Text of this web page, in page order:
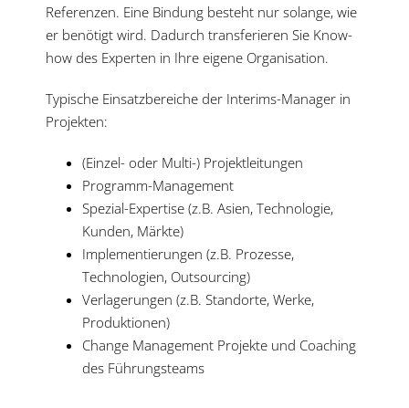
Referenzen. Eine Bindung besteht nur solange, wie
er benötigt wird. Dadurch transferieren Sie Know-
how des Experten in Ihre eigene Organisation.
Typische Einsatzbereiche der Interims-Manager in
Projekten:
(Einzel- oder Multi-) Projektleitungen
Programm-Management
Spezial-Expertise (z.B. Asien, Technologie,
Kunden, Märkte)
Implementierungen (z.B. Prozesse,
Technologien, Outsourcing)
Verlagerungen (z.B. Standorte, Werke,
Produktionen)
Change Management Projekte und Coaching
des Führungsteams